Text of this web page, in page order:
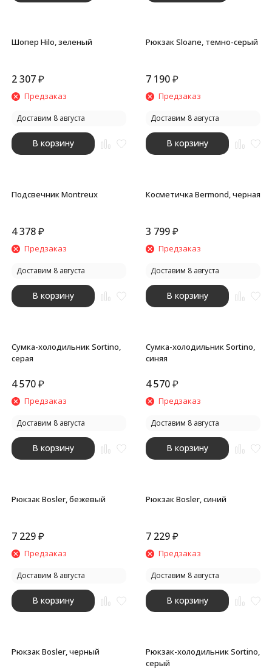
Шопер Hilo, зеленый
2 307₽
Предзаказ
Доставим 8 августа
В корзину
Рюкзак Sloane, темно-серый
7 190₽
Предзаказ
Доставим 8 августа
В корзину
Подсвечник Montreux
4 378₽
Предзаказ
Доставим 8 августа
В корзину
Косметичка Bermond, черная
3 799₽
Предзаказ
Доставим 8 августа
В корзину
Сумка-холодильник Sortino,
серая
4 570₽
Предзаказ
Доставим 8 августа
В корзину
Сумка-холодильник Sortino,
синяя
4 570₽
Предзаказ
Доставим 8 августа
В корзину
Рюкзак Bosler, бежевый
7 229₽
Предзаказ
Доставим 8 августа
В корзину
Рюкзак Bosler, синий
7 229₽
Предзаказ
Доставим 8 августа
В корзину
Рюкзак Bosler, черный
Рюкзак-холодильник Sortino,
серый